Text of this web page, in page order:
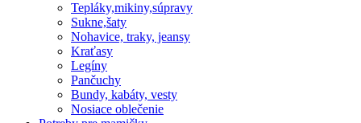
Tepláky,mikiny,súpravy
Sukne,šaty
Nohavice, traky, jeansy
Kraťasy
Legíny
Pančuchy
Bundy, kabáty, vesty
Nosiace oblečenie